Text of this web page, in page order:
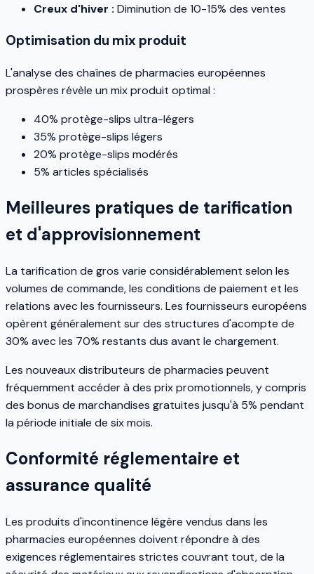
Creux d'hiver : Diminution de 10-15% des ventes
Optimisation du mix produit
L'analyse des chaînes de pharmacies européennes
prospères révèle un mix produit optimal :
40% protège-slips ultra-légers
35% protège-slips légers
20% protège-slips modérés
5% articles spécialisés
Meilleures pratiques de tarification
et d'approvisionnement
La tarification de gros varie considérablement selon les
volumes de commande, les conditions de paiement et les
relations avec les fournisseurs. Les fournisseurs européens
opèrent généralement sur des structures d'acompte de
30% avec les 70% restants dus avant le chargement.
Les nouveaux distributeurs de pharmacies peuvent
fréquemment accéder à des prix promotionnels, y compris
des bonus de marchandises gratuites jusqu'à 5% pendant
la période initiale de six mois.
Conformité réglementaire et
assurance qualité
Les produits d'incontinence légère vendus dans les
pharmacies européennes doivent répondre à des
exigences réglementaires strictes couvrant tout, de la